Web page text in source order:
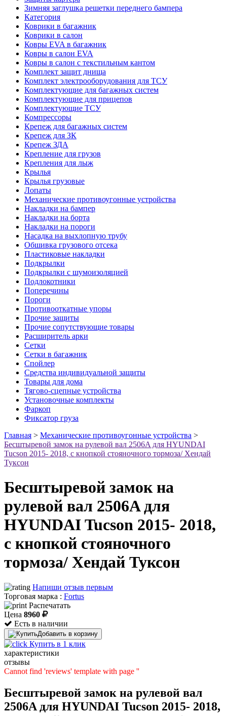
Зимняя заглушка решетки переднего бампера
Категория
Коврики в багажник
Коврики в салон
Ковры EVA в багажник
Ковры в салон EVA
Ковры в салон с текстильным кантом
Комплект защит днища
Комплект электрооборудования для ТСУ
Комплектующие для багажных систем
Комплектующие для прицепов
Комплектующие ТСУ
Компрессоры
Крепеж для багажных систем
Крепеж для ЗК
Крепеж ЗДА
Крепление для грузов
Крепления для лыж
Крылья
Крылья грузовые
Лопаты
Механические противоугонные устройства
Накладки на бампер
Накладки на борта
Накладки на пороги
Насадка на выхлопную трубу
Обшивка грузового отсека
Пластиковые накладки
Подкрылки
Подкрылки с шумоизоляцией
Подлокотники
Поперечины
Пороги
Противооткатные упоры
Прочие защиты
Прочие сопутствующие товары
Расширитель арки
Сетки
Сетки в багажник
Спойлер
Средства индивидуальной защиты
Товары для дома
Тягово-сцепные устройства
Установочные комплекты
Фаркоп
Фиксатор груза
Главная > Механические противоугонные устройства >
Бесштыревой замок на рулевой вал 2506A для HYUNDAI
Tucson 2015- 2018, с кнопкой стояночного тормоза/ Хендай
Туксон
Бесштыревой замок на
рулевой вал 2506A для
HYUNDAI Tucson 2015- 2018,
с кнопкой стояночного
тормоза/ Хендай Туксон
Напиши отзыв первым
Торговая марка : Fortus
Распечатать
Цена 8960
Есть в наличии
Добавить в корзину
Купить в 1 клик
характеристики
отзывы
Cannot find 'reviews' template with page ''
Бесштыревой замок на рулевой вал
2506A для HYUNDAI Tucson 2015- 2018,